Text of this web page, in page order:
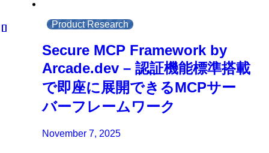
Product Research
Secure MCP Framework by
Arcade.dev – 認証機能標準搭載
で即座に展開できるMCPサー
バーフレームワーク
November 7, 2025